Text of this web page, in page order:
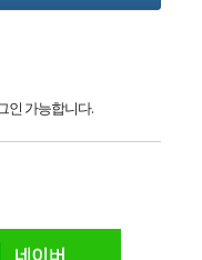
인 가능합니다.